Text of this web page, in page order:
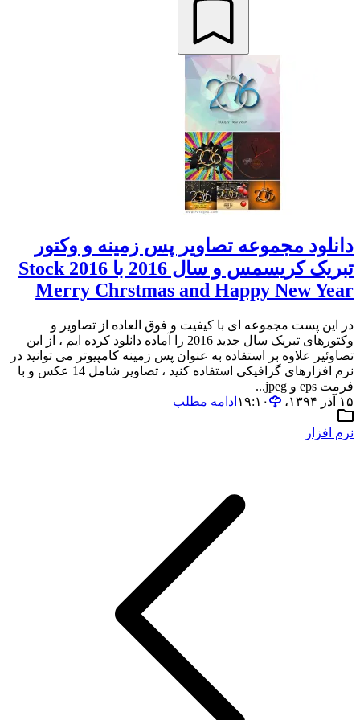
دانلود مجموعه تصاویر پس زمینه و وکتور
تبریک کریسمس و سال 2016 با Stock 2016
Merry Chrstmas and Happy New Year
در این پست مجموعه ای با کیفیت و فوق العاده از تصاویر و
وکتورهای تبریک سال جدید 2016 را آماده دانلود کرده ایم ، از این
تصاوئیر علاوه بر استفاده به عنوان پس زمینه کامپیوتر می توانید در
نرم افزارهای گرافیکی استفاده کنید ، تصاویر شامل 14 عکس و با
فرمت eps و jpeg...
۱۵ آذر ۱۳۹۴،‏ ۱۹:۱۰
ادامه مطلب
نرم افزار